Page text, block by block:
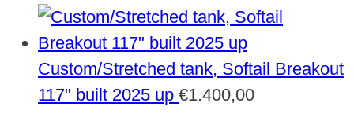
Custom/Stretched tank, Softail Breakout
117" built 2025 up €1.400,00